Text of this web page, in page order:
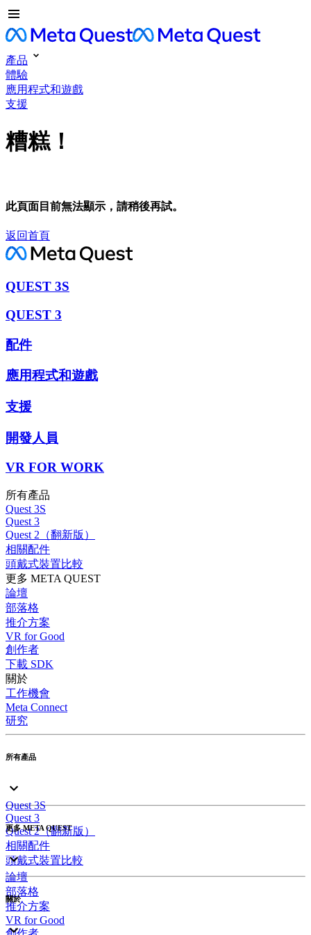
產品
體驗
應用程式和遊戲
支援
糟糕！
此頁面目前無法顯示，請稍後再試。
返回首頁
QUEST 3S
QUEST 3
配件
應用程式和遊戲
支援
開發人員
VR FOR WORK
所有產品
Quest 3S
Quest 3
Quest 2（翻新版）
相關配件
頭戴式裝置比較
更多 META QUEST
論壇
部落格
推介方案
VR for Good
創作者
下載 SDK
關於
工作機會
Meta Connect
研究
所有產品
Quest 3S
Quest 3
Quest 2（翻新版）
相關配件
頭戴式裝置比較
更多 META QUEST
論壇
部落格
推介方案
VR for Good
關於